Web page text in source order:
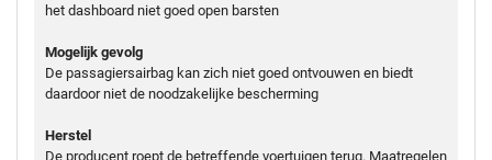
het dashboard niet goed open barsten
Mogelijk gevolg
De passagiersairbag kan zich niet goed ontvouwen en biedt
daardoor niet de noodzakelijke bescherming
Herstel
De producent roept de betreffende voertuigen terug. Maatregelen